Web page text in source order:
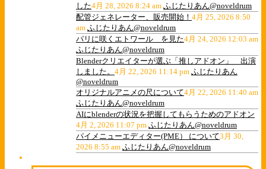
した4月 28, 2026 8:24 am ふじたりあん@noveldrum
配管ジェネレーター、販売開始！ 4月 25, 2026 8:50
am ふじたりあん@noveldrum
パリに咲くエトワール を見た4月 24, 2026 12:03 am
ふじたりあん@noveldrum
Blenderクリエイターが選ぶ「推しアドオン」 出演
しました。 4月 22, 2026 11:14 pm ふじたりあん
@noveldrum
オリジナルアニメの尺について4月 22, 2026 11:40 am
ふじたりあん@noveldrum
AIにblenderの状況を把握してもらうためのアドオン
4月 2, 2026 11:07 pm ふじたりあん@noveldrum
パイメニューエディター(PME） について3月 30,
2026 8:55 am ふじたりあん@noveldrum